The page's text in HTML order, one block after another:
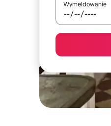
Wymeldowanie